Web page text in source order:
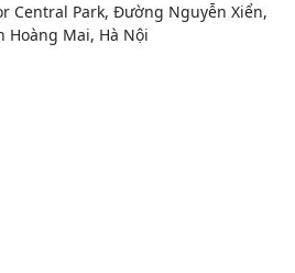
Central Park, Đường Nguyễn Xiển,
Hoàng Mai, Hà Nội